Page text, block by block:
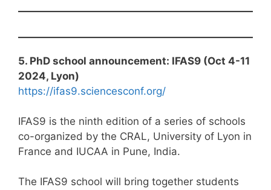
5. PhD school announcement: IFAS9 (Oct 4-11
2024, Lyon)
https://ifas9.sciencesconf.org/
IFAS9 is the ninth edition of a series of schools
co-organized by the CRAL, University of Lyon in
France and IUCAA in Pune, India.
The IFAS9 school will bring together students